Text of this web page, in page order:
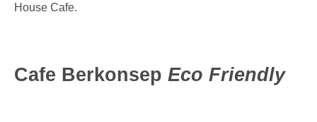
House Cafe.
Cafe Berkonsep Eco Friendly